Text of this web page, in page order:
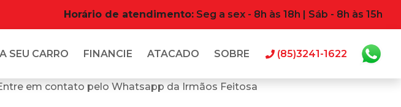
Horário de atendimento: Seg a sex - 8h às 18h | Sáb - 8h às 15h
SEU CARRO FINANCIE ATACADO SOBRE (85)3241-1622
em contato pelo Whatsapp da Irmãos Feitosa